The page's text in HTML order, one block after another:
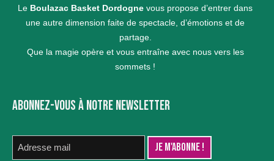
Le Boulazac Basket Dordogne vous propose d’entrer dans
une autre dimension faite de spectacle, d’émotions et de
partage.
Que la magie opère et vous entraîne avec nous vers les
sommets !
ABONNEZ-VOUS À NOTRE NEWSLETTER